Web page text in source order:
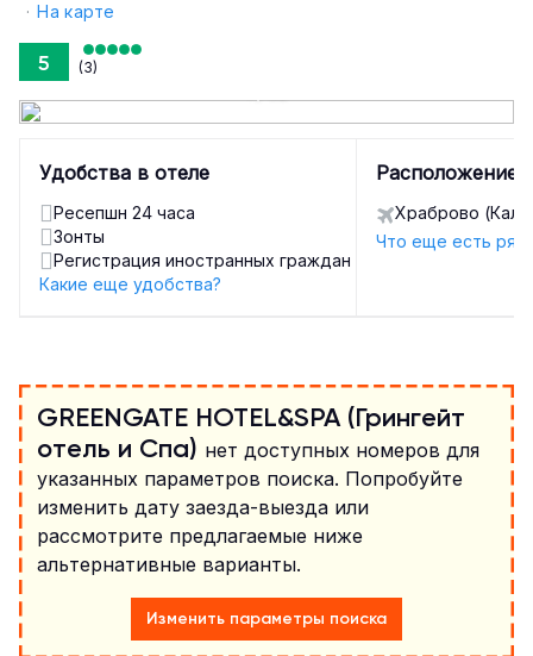
· На карте
5 (3)
Удобства в отеле
Ресепшн 24 часа
Зонты
Регистрация иностранных граждан
Какие еще удобства?
Расположение
Что еще есть
GREENGATE HOTEL&SPA (Грингейт
отель и Спа) нет доступных номеров для
указанных параметров поиска. Попробуйте
изменить дату заезда-выезда или
рассмотрите предлагаемые ниже
альтернативные варианты.
Изменить параметры поиска